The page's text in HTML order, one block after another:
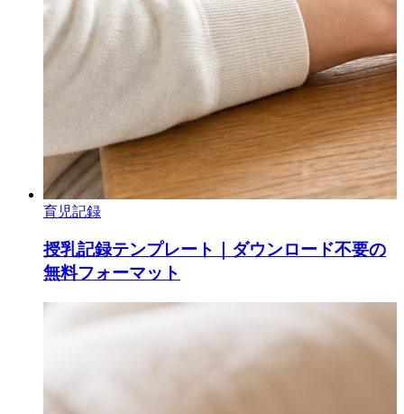
育児記録
授乳記録テンプレート｜ダウンロード不要の
無料フォーマット